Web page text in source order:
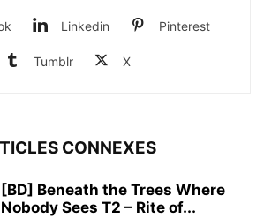
Linkedin Pinterest
Tumblr X
CONNEXES
[BD] Beneath the Trees Where
Nobody Sees T2 – Rite of...